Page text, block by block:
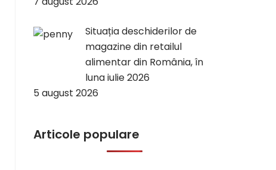
Situația deschiderilor de
magazine din retailul
alimentar din România, în
luna iulie 2026
5 august 2026
Articole populare